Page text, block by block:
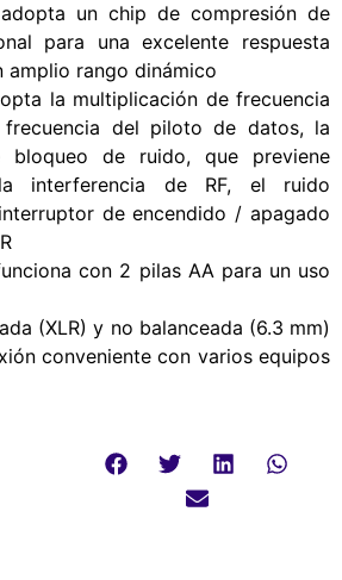
un chip de compresión de
para una excelente respuesta
amplio rango dinámico
la multiplicación de frecuencia
del piloto de datos, la
bloqueo de ruido, que previene
interferencia de RF, el ruido
de encendido / apagado
con 2 pilas AA para un uso
(XLR) y no balanceada (6.3 mm)
conveniente con varios equipos